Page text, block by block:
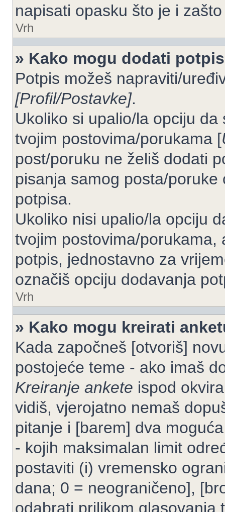
napisati opasku što je i
Vrh
» Kako mogu dodati
Potpis možeš napraviti/
[Profil/Postavke].
Ukoliko si upalio/la opciju
tvojim postovima/porukama [
post/poruku ne želiš dodati
pisanja samog posta/
potpisa.
Ukoliko nisi upalio/la opciju
tvojim postovima/
potpis, jednostavno za
označiš opciju dodavanja
Vrh
» Kako mogu kreirati
Kada započneš [otvoriš]
postojeće teme - ako imaš
Kreiranje ankete ispod
vidiš, vjerojatno nemaš
pitanje i [barem] dva
- kojih maksimalan limit
postaviti (i) vremensko
dana; 0 = neograničeno],
odabrati prilikom glasovanja